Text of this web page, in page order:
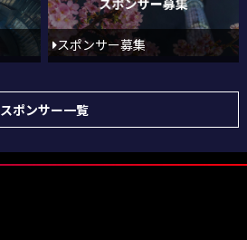
スポンサー募集
スポンサー一覧